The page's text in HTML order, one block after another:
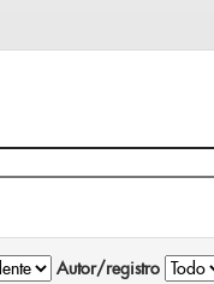
Autor/registro